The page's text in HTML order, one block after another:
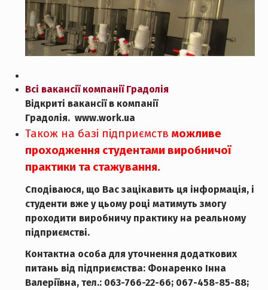
Всі вакансії компанії Градолія
Відкриті вакансії в компанії
Градолія. www.work.ua
Також на базі підприємств можливе
проходження студентами виробничої
практики та стажування.
Сподіваюся, що Вас зацікавить ця інформація, і
студенти вже у цьому році матимуть змогу
проходити виробничу практику на реальному
підприємстві.
Контактна особа для уточнення додаткових
питань від підприємства: Фонаренко Інна
Валеріївна, тел.: 063-766-22-66; 067-458-85-88;